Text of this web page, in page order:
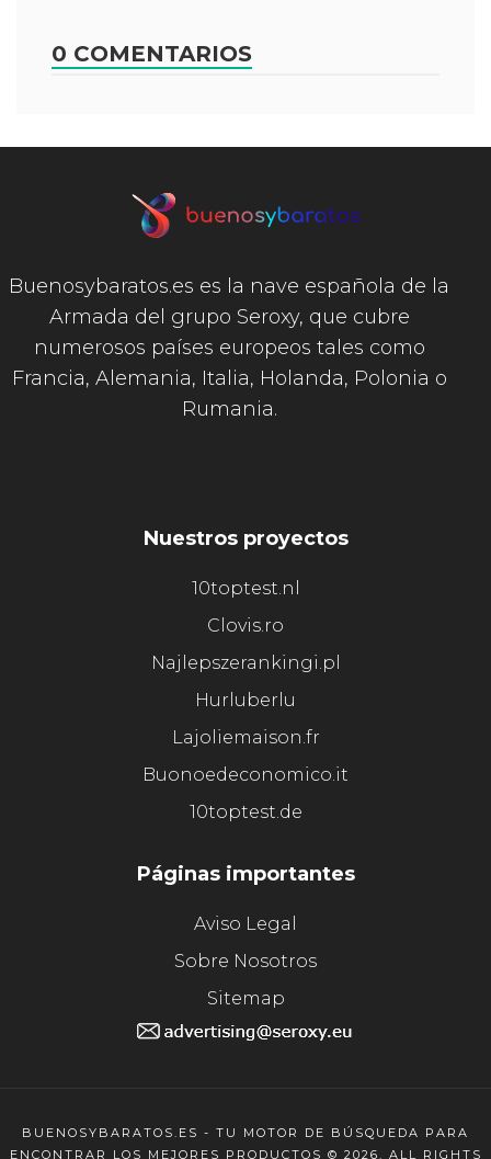
0 COMENTARIOS
Buenosybaratos.es es la nave española de la
Armada del grupo Seroxy, que cubre
numerosos países europeos tales como
Francia, Alemania, Italia, Holanda, Polonia o
Rumania.
Nuestros proyectos
10toptest.nl
Clovis.ro
Najlepszerankingi.pl
Hurluberlu
Lajoliemaison.fr
Buonoedeconomico.it
10toptest.de
Páginas importantes
Aviso Legal
Sobre Nosotros
Sitemap
BUENOSYBARATOS.ES - TU MOTOR DE BÚSQUEDA PARA
ENCONTRAR LOS MEJORES PRODUCTOS © 2026. ALL RIGHTS